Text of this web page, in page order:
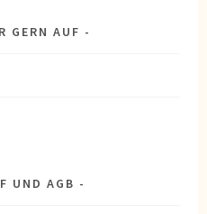
GERN AUF
UND AGB